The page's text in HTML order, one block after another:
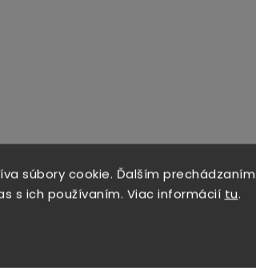
súbory cookie. Ďalším
s ich používaním. Viac informácií tu.